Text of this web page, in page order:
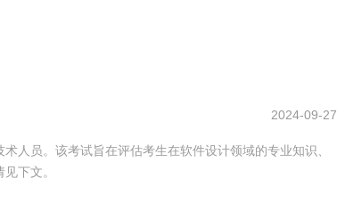
2024-09-27
人员。该考试旨在评估考生在软件设计领域的专业知识、
下文。